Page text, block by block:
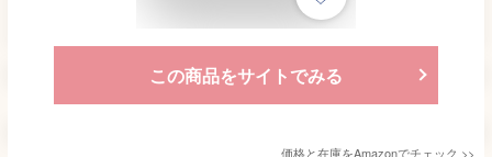
この商品をサイトでみる
価格と在庫をAmazonでチェック >>